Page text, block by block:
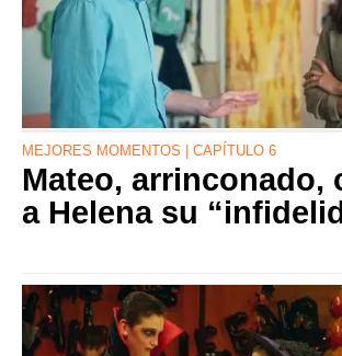
MEJORES MOMENTOS | CAPÍTULO 6
Mateo, arrinconado,
a Helena su